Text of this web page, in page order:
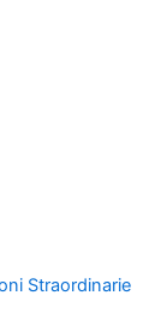
Straordinarie